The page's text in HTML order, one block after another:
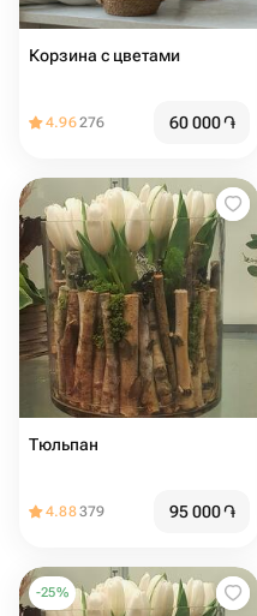
Корзина с цветами ️
4.96276 60 000֏
Тюльпан
4.88379 95 000֏
-25%